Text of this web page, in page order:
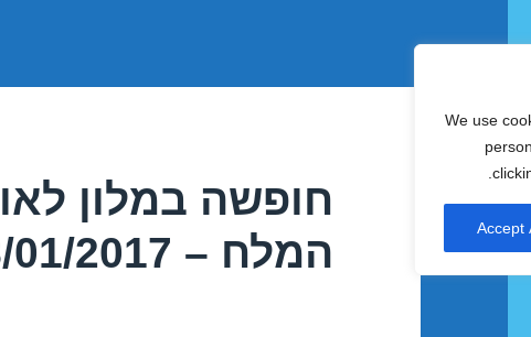
We use
Accept
חופשה במלון
המלח – 28/01/2017